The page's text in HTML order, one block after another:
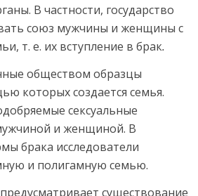
В частности, государство
со­юз мужчины и женщины с
т. е. их вступление в брак.
обществом образцы
которых создается семья.
сексуальные
и женщиной. В
брака исследователи
и полигамную семью.
предусматривает существование